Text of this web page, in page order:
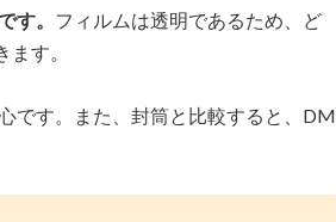
す。 フィルムは透明であるため、ど
す。
です。また、封筒と比較すると、DM